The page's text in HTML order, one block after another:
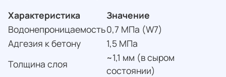
Характеристика
Значение
Водонепроницаемость0,7 МПа (W7)
Адгезия к бетону
1,5 МПа
Толщина слоя
~1,1 мм (в сыром
состоянии)